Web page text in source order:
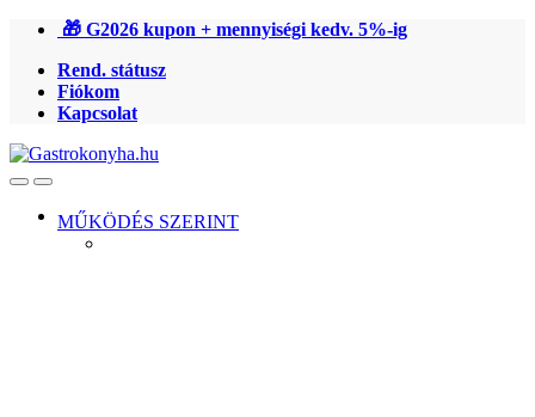
Ugrás
navigációhoz
Ugrás
tartalomra
🎁 G2026 kupon + mennyiségi kedv. 5%-ig
Rend. státusz
Fiókom
Kapcsolat
OpenClose
MŰKÖDÉS SZERINT